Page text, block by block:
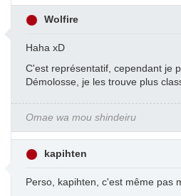
Wolfire
Haha xD
C'est représentatif, cependant je
Démolosse, je les trouve plus
Omae wa mou shindeiru
kapihten
Perso, kapihten, c'est même pas